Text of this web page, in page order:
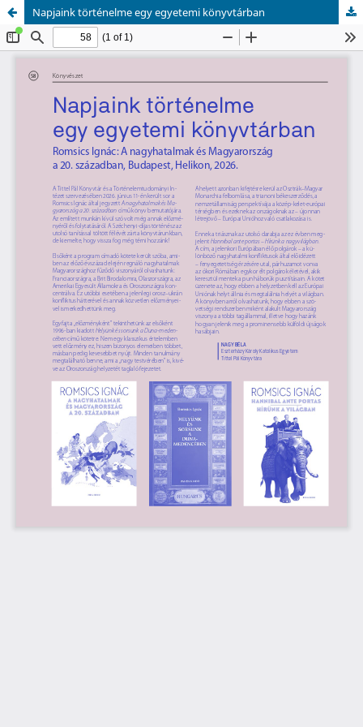
Napjaink történelme egy egyetemi könyvtárban